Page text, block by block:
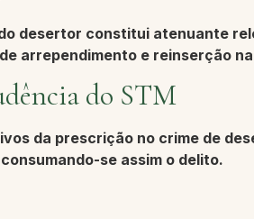
desertor constitui atenuante
arrependimento e reinserção
do STM
da prescrição no crime de
se assim o delito.